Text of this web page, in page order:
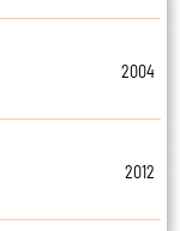
2004
2012